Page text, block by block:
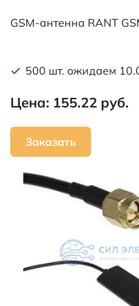
GSM-антенна RANT
500 шт. ожидаем
Цена: 155.22 руб.
Заказать